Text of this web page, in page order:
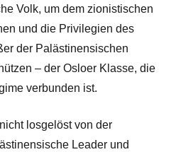
Volk, um dem zionistischen
und die Privilegien des
der Palästinensischen
– der Osloer Klasse, die
verbunden ist.
losgelöst von der
Leader und